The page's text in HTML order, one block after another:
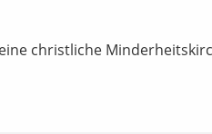
christliche